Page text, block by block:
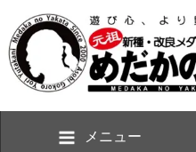
メニュー